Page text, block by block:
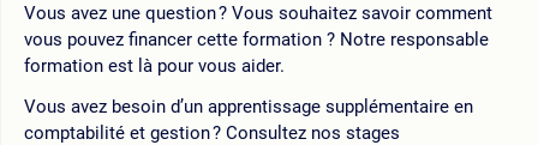
Vous avez une question ? Vous souhaitez savoir comment
vous pouvez financer cette formation ? Notre responsable
formation est là pour vous aider.
Vous avez besoin d’un apprentissage supplémentaire en
comptabilité et gestion ? Consultez nos stages